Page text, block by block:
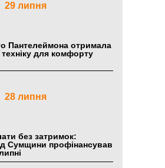
29 липня
Пантелеймона отримала
для комфорту
28 липня
без затримок:
Сумщини профінансував